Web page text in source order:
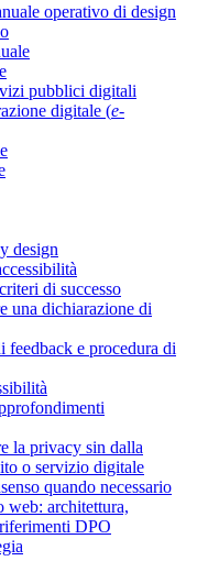
operativo di design
pubblici digitali
digitale (e-
design
di successo
una dichiarazione di
feedback e procedura di
la privacy sin dalla
o servizio digitale
quando necessario
web: architettura,
DPO